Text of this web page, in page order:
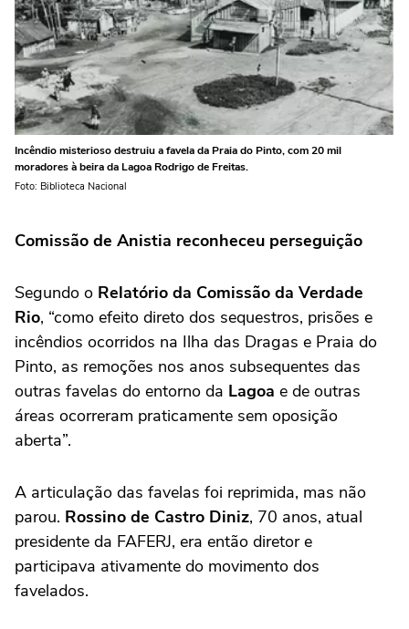
Incêndio misterioso destruiu a favela da Praia do Pinto, com 20 mil
moradores à beira da Lagoa Rodrigo de Freitas.
Foto: Biblioteca Nacional
Comissão de Anistia reconheceu perseguição
Segundo o Relatório da Comissão da Verdade
Rio, “como efeito direto dos sequestros, prisões e
incêndios ocorridos na Ilha das Dragas e Praia do
Pinto, as remoções nos anos subsequentes das
outras favelas do entorno da Lagoa e de outras
áreas ocorreram praticamente sem oposição
aberta”.
A articulação das favelas foi reprimida, mas não
parou. Rossino de Castro Diniz, 70 anos, atual
presidente da FAFERJ, era então diretor e
participava ativamente do movimento dos
favelados.